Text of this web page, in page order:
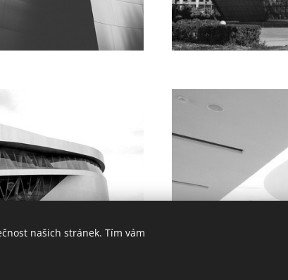
našich stránek. Tím vám